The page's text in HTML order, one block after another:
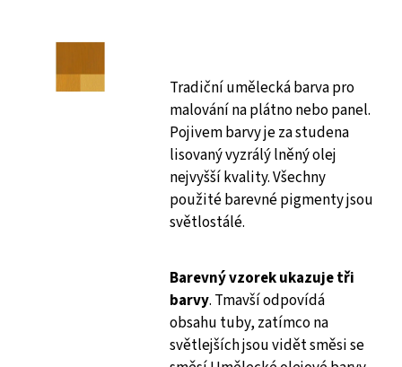
Tradiční umělecká barva pro
malování na plátno nebo panel.
Pojivem barvy je za studena
lisovaný vyzrálý lněný olej
nejvyšší kvality. Všechny
použité barevné pigmenty jsou
světlostálé.
Barevný vzorek ukazuje tři
barvy. Tmavší odpovídá
obsahu tuby, zatímco na
světlejších jsou vidět směsi se